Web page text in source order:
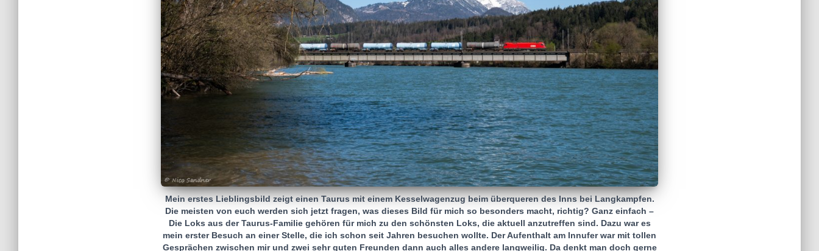
Mein erstes Lieblingsbild zeigt einen Taurus mit einem Kesselwagenzug beim überqueren des Inns bei Langkampfen.
Die meisten von euch werden sich jetzt fragen, was dieses Bild für mich so besonders macht, richtig? Ganz einfach –
Die Loks aus der Taurus-Familie gehören für mich zu den schönsten Loks, die aktuell anzutreffen sind. Dazu war es
mein erster Besuch an einer Stelle, die ich schon seit Jahren besuchen wollte. Der Aufenthalt am Innufer war mit tollen
Gesprächen zwischen mir und zwei sehr guten Freunden dann auch alles andere langweilig. Da denkt man doch gerne